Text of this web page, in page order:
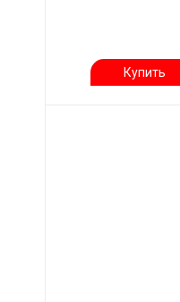
Купить